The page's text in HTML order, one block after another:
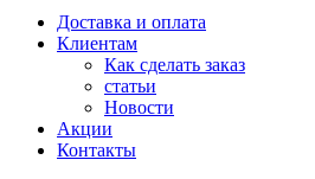
Доставка и оплата
Клиентам
Как сделать заказ
статьи
Новости
Акции
Контакты